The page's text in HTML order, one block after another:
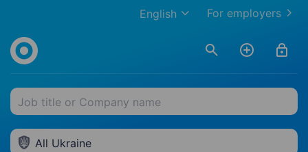
For employers
English
Job title or Company name
All Ukraine